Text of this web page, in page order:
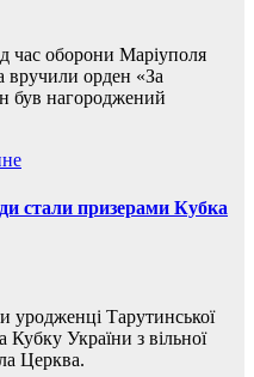
час оборони Маріуполя
вручили орден «За
був нагороджений
стали призерами Кубка
уродженці Тарутинської
України з вільної
Церква.